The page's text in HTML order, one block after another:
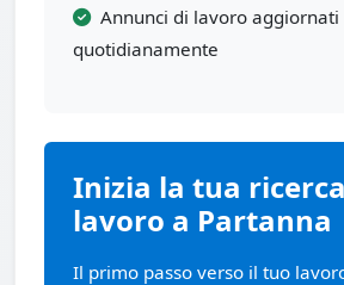
Annunci di lavoro aggiornati
quotidianamente
Inizia la tua
lavoro a Partanna
Il primo passo verso il tuo